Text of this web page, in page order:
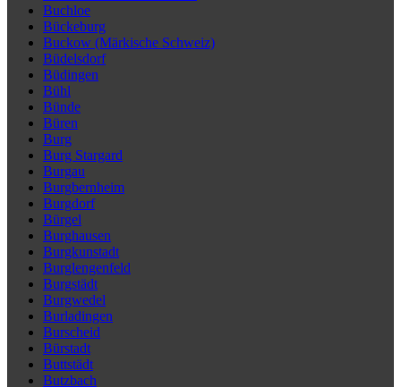
Buchloe
Bückeburg
Buckow (Märkische Schweiz)
Büdelsdorf
Büdingen
Bühl
Bünde
Büren
Burg
Burg Stargard
Burgau
Burgbernheim
Burgdorf
Bürgel
Burghausen
Burgkunstadt
Burglengenfeld
Burgstädt
Burgwedel
Burladingen
Burscheid
Bürstadt
Buttstädt
Butzbach